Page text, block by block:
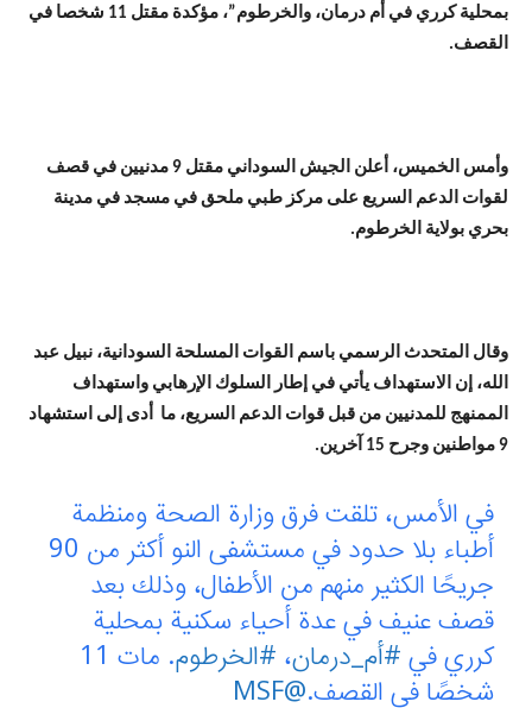
بمحلية كرري في أم درمان، والخرطوم”، مؤكدة مقتل 11 شخصا في
القصف.
وأمس الخميس، أعلن الجيش السوداني مقتل 9 مدنيين في قصف
لقوات الدعم السريع على مركز طبي ملحق في مسجد في مدينة
بحري بولاية الخرطوم.
وقال المتحدث الرسمي باسم القوات المسلحة السودانية، نبيل عبد
الله، إن الاستهداف يأتي في إطار السلوك الإرهابي واستهداف
الممنهج للمدنيين من قبل قوات الدعم السريع، ما أدى إلى استشهاد
9 مواطنين وجرح 15 آخرين.
في الأمس، تلقت فرق وزارة الصحة ومنظمة
أطباء بلا حدود في مستشفى النو أكثر من 90
جريحًا الكثير منهم من الأطفال، وذلك بعد
قصف عنيف في عدة أحياء سكنية بمحلية
كرري في #أم_درمان، #الخرطوم
. مات 11
شخصًا في القصف.@MSF